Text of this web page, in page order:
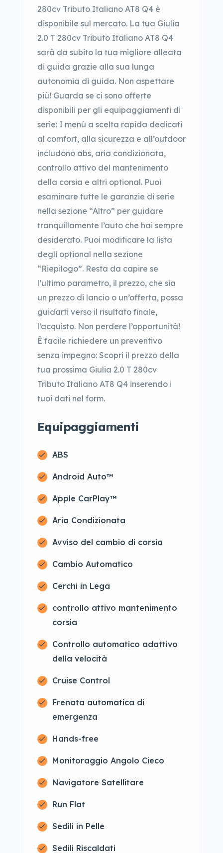
280cv Tributo Italiano AT8 Q4 è
disponibile sul mercato. La tua Giulia
2.0 T 280cv Tributo Italiano AT8 Q4
sarà da subito la tua migliore alleata
di guida grazie alla sua lunga
autonomia di guida. Non aspettare
più! Guarda se ci sono offerte
disponibili per gli equipaggiamenti di
serie: I menù a scelta rapida dedicati
al comfort, alla sicurezza e all’outdoor
includono abs, aria condizionata,
controllo attivo del mantenimento
della corsia e altri optional. Puoi
esaminare tutte le garanzie di serie
nella sezione “Altro” per guidare
tranquillamente l’auto che hai sempre
desiderato. Puoi modificare la lista
degli optional nella sezione
“Riepilogo”. Resta da capire se
l’ultimo parametro, il prezzo, che sia
un prezzo di lancio o un’offerta, possa
guidarti verso il risultato finale,
l’acquisto. Non perdere l’opportunità!
È facile richiedere un preventivo
senza impegno: Scopri il prezzo della
tua prossima Giulia 2.0 T 280cv
Tributo Italiano AT8 Q4 inserendo i
tuoi dati nel form.
Equipaggiamenti
ABS
Android Auto™
Apple CarPlay™
Aria Condizionata
Avviso del cambio di corsia
Cambio Automatico
Cerchi in Lega
controllo attivo mantenimento
corsia
Controllo automatico adattivo
della velocità
Cruise Control
Frenata automatica di
emergenza
Hands-free
Monitoraggio Angolo Cieco
Navigatore Satellitare
Run Flat
Sedili in Pelle
Sedili Riscaldati